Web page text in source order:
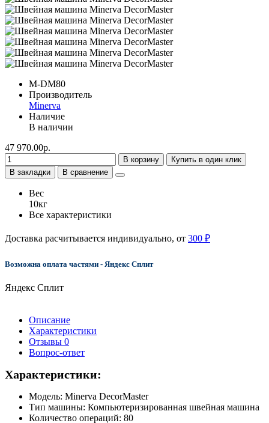
M-DM80
Производитель
Minerva
Наличие
В наличии
47 970.00р.
В корзину
Купить в один клик
В закладки
В сравнение
Вес
10кг
Все характеристики
Доставка расчитывается индивидуально, от 300 ₽
Возможна оплата частями - Яндекс Сплит
Яндекс Сплит
Описание
Характеристики
Отзывы 0
Вопрос-ответ
Характеристики:
Модель: Minerva DecorMaster
Тип машины: Компьютеризированная швейная машина
Количество операций: 80